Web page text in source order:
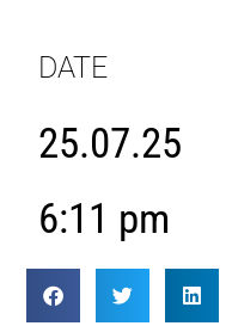
DATE
25.07.25
6:11 pm